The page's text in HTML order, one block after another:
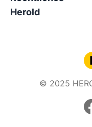
Herold
© 2025